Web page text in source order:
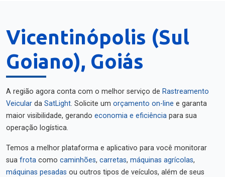
Vicentinópolis (Sul
Goiano), Goiás
A região agora conta com o melhor serviço de Rastreamento
Veicular da SatLight. Solicite um orçamento on-line e garanta
maior visibilidade, gerando economia e eficiência para sua
operação logística.
Temos a melhor plataforma e aplicativo para você monitorar
sua frota como caminhões, carretas, máquinas agrícolas,
máquinas pesadas ou outros tipos de veículos, além de seus